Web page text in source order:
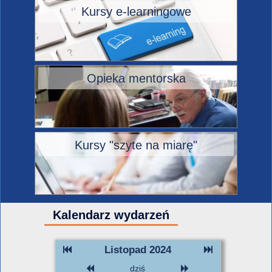
Kursy e-learningowe
Opieka mentorska
Kursy "szyte na miarę"
Kalendarz wydarzeń
Listopad 2024
dziś